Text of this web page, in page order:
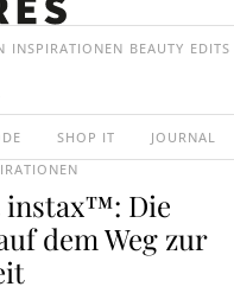
INSPIRATIONEN BEAUTY EDITS
SHOP IT
JOURNAL
instax™: Die
dem Weg zur